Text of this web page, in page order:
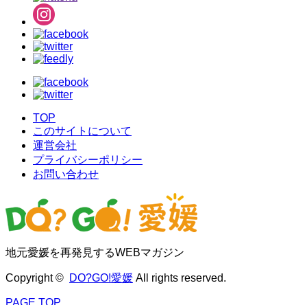
TOP
このサイトについて
運営会社
プライバシーポリシー
お問い合わせ
地元愛媛を再発見するWEBマガジン
Copyright © DO?GO!愛媛 All rights reserved.
PAGE TOP